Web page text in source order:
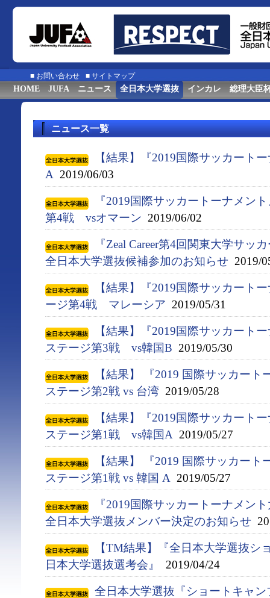
■ お問い合わせ ■ サイトマップ
HOME JUFA ニュース 全日本大学選抜 インカレ 総理大臣
ニュース一覧
【結果】『2019国際サッカート
A 2019/06/03
『2019国際サッカートーナメン
第4戦 vsオマーン 2019/06/02
『Zeal Career第4回関東大学サ
全日本大学選抜候補参加のお知らせ 2019/
【結果】『2019国際サッカート
ージ第4戦 マレーシア 2019/05/31
【結果】『2019国際サッカート
ステージ第3戦 vs韓国B 2019/05/30
【結果】 『2019 国際サッカー
ステージ第2戦 vs 台湾 2019/05/28
【結果】『2019国際サッカート
ステージ第1戦 vs韓国A 2019/05/27
【結果】 『2019 国際サッカー
ステージ第1戦 vs 韓国 A 2019/05/27
『2019国際サッカートーナメン
全日本大学選抜メンバー決定のお知らせ
【TM結果】『全日本大学選抜シ
日本大学選抜選考会』
2019/04/24
全日本大学選抜『ショートキャ